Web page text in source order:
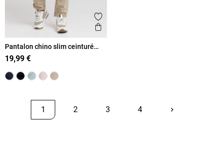
Ajouter aux favoris
Aperçu rapide
Pantalon chino slim ceinturé
femme
19,99 €
1 2 3 4 keyboard_arrow_rightSuivant